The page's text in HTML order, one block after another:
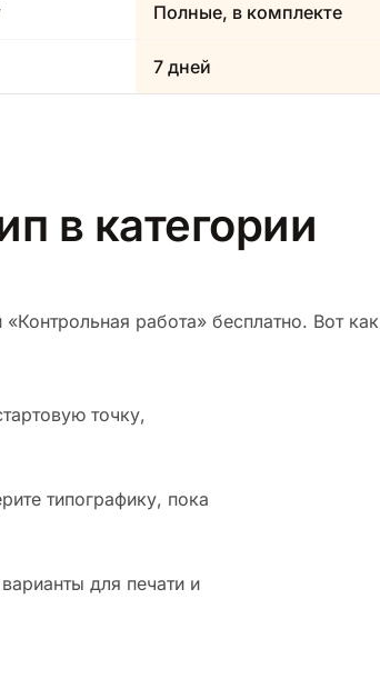
Полные, в комплекте
7 дней
в категории
работа» бесплатно. Вот
точку,
типографику, пока
для печати и